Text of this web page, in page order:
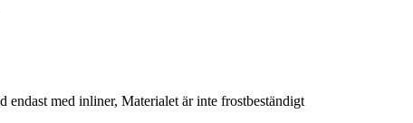
med inliner, Materialet är inte frostbeständigt